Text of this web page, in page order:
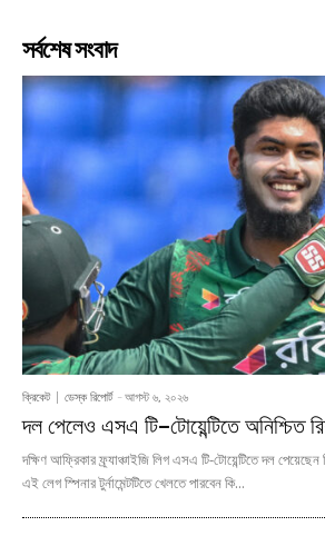
সর্বশেষ সংবাদ
ক্রিকেট ডেস্ক রিপোর্ট - আগস্ট ৬, ২০২৬
দল পেলেও এসএ টি–টোয়েন্টিতে অনিশ্চিত
দক্ষিণ আফ্রিকার ফ্র্যাঞ্চাইজি লিগ এসএ টি-টোয়েন্টিতে দল
এই লেগ স্পিনার টুর্নামেন্টটিতে খেলতে পারবেন কি...